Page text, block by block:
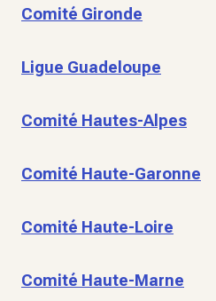
Comité Gironde
Ligue Guadeloupe
Comité Hautes-Alpes
Comité Haute-Garonne
Comité Haute-Loire
Comité Haute-Marne